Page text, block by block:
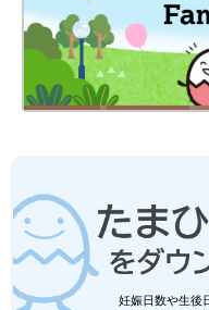
●Twitter／@maoppachi
●webサイト／maoppachi
前の話
妊娠日数や生後